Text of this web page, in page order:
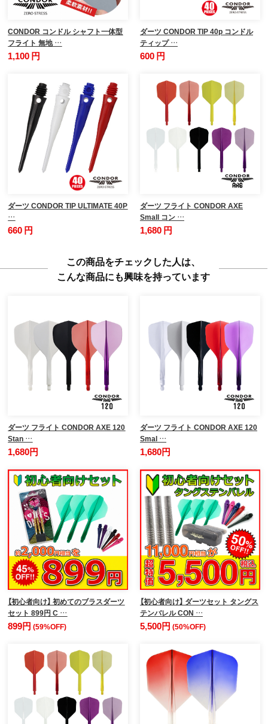
CONDOR コンドル シャフト一体型
フライト 無地 …
1,100 円
ダーツ CONDOR TIP 40p コンドル
ティップ …
600 円
ダーツ CONDOR TIP ULTIMATE 40P
…
660 円
ダーツ フライト CONDOR AXE
Small コン …
1,680 円
この商品をチェックした人は、
こんな商品にも興味を持っています
ダーツ フライト CONDOR AXE 120
Stan …
1,680円
ダーツ フライト CONDOR AXE 120
Smal …
1,680円
【初心者向け】 初めてのブラスダーツ
セット 899円 C …
899円(59%OFF)
【初心者向け】 ダーツセット タングス
テンバレル CON …
5,500円 (50%OFF)